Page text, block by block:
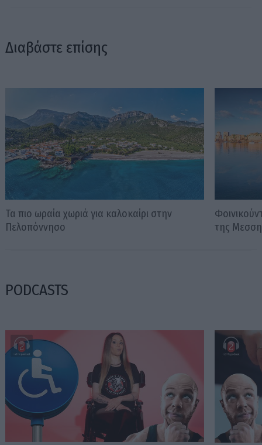
Διαβάστε επίσης
Τα πιο ωραία χωριά για καλοκαίρι στην
Πελοπόννησο
της
PODCASTS